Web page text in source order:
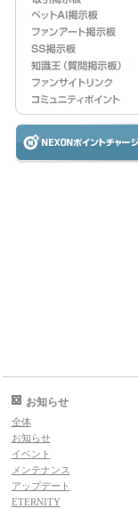
お知らせ
全体
お知らせ
イベント
メンテナンス
アップデート
ETERNITY